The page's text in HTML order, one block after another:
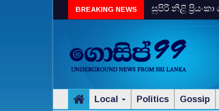
BREAKING NEWS සුපිරි නිළි
Local Politics Gossip